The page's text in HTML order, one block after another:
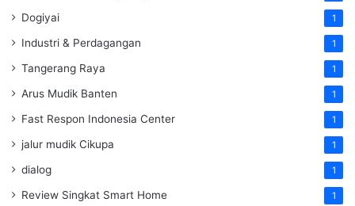
Dogiyai 1
Industri & Perdagangan 1
Tangerang Raya 1
Arus Mudik Banten 1
Fast Respon Indonesia Center 1
jalur mudik Cikupa 1
dialog 1
Review Singkat Smart Home 1